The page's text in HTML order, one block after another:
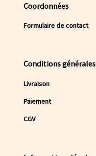
Coordonnées
Formulaire de contact
Conditions générales
Livraison
Paiement
CGV